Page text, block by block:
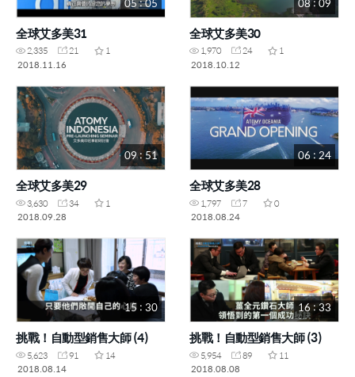
全球艾多美31
2,335 21
1
2018.11.16
全球艾多美30
1,970 24
1
2018.10.12
09 : 51
全球艾多美29
3,630 34
1
2018.09.28
06 : 24
全球艾多美28
1,797 7
0
2018.08.24
15 : 30
挑戰！自動型銷售大師 (4)
5,623 91
14
2018.08.14
16 : 33
挑戰！自動型銷售大師 (3)
5,954 89
11
2018.08.08